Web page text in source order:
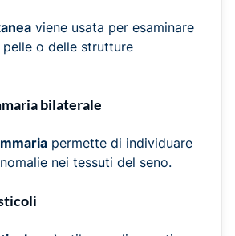
viene usata per esaminare
o delle strutture
bilaterale
permette di individuare
nei tessuti del seno.